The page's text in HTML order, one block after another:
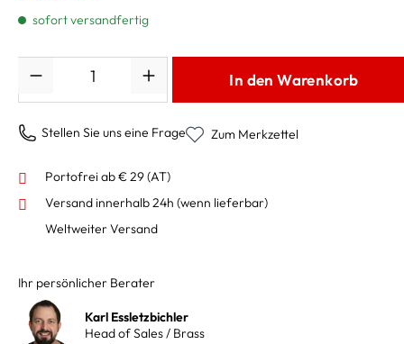
sofort versandfertig
In den Warenkorb
Stellen Sie uns eine Frage Zum Merkzettel
Portofrei ab € 29 (AT)
Versand innerhalb 24h (wenn lieferbar)
Weltweiter Versand
Ihr persönlicher Berater
Karl Essletzbichler
Head of Sales / Brass